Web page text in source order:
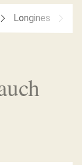
Longines